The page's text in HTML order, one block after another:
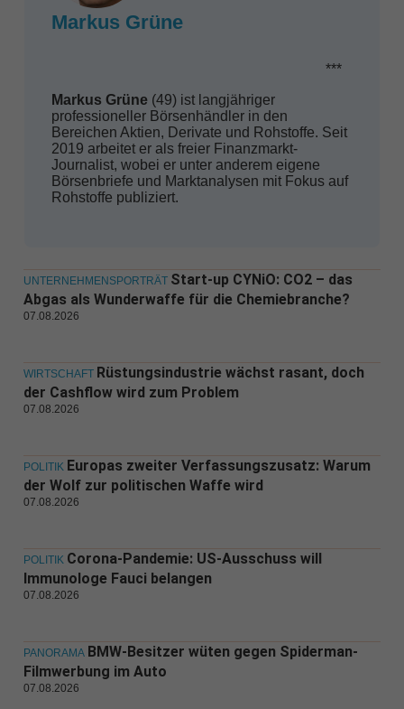
Markus Grüne
***
Markus Grüne(49) ist langjähriger
professioneller Börsenhändler in den
Bereichen Aktien, Derivate und Rohstoffe. Seit
2019 arbeitet er als freier Finanzmarkt-
Journalist, wobei er unter anderem eigene
Börsenbriefe und Marktanalysen mit Fokus auf
Rohstoffe publiziert.
UNTERNEHMENSPORTRÄT Start-up CYNiO: CO2 – das
Abgas als Wunderwaffe für die Chemiebranche?
07.08.2026
WIRTSCHAFT Rüstungsindustrie wächst rasant, doch
der Cashflow wird zum Problem
07.08.2026
POLITIK Europas zweiter Verfassungszusatz: Warum
der Wolf zur politischen Waffe wird
07.08.2026
POLITIK Corona-Pandemie: US-Ausschuss will
Immunologe Fauci belangen
07.08.2026
PANORAMA BMW-Besitzer wüten gegen Spiderman-
Filmwerbung im Auto
07.08.2026